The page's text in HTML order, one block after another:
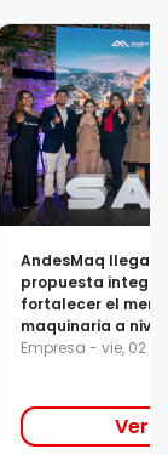
AndesMaq llega
propuesta
fortalecer el
maquinaria a
Empresa - vie, 02
Ver